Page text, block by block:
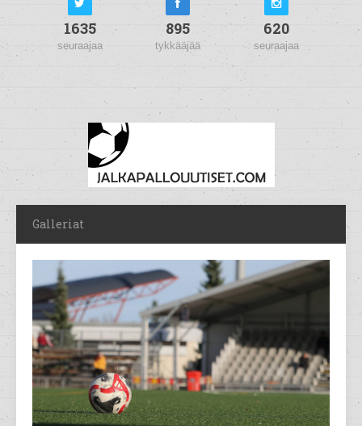
1635
seuraajaa
895
tykkääjää
620
seuraajaa
Galleriat